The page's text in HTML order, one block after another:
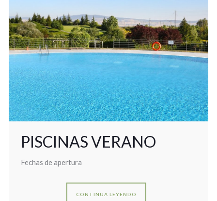
PISCINAS VERANO
Fechas de apertura
CONTINUA LEYENDO